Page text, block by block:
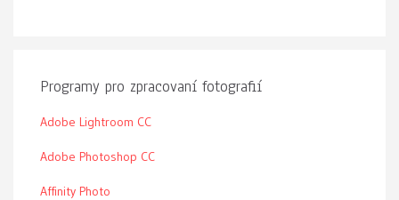
Programy pro zpracovaní fotografií
Adobe Lightroom CC
Adobe Photoshop CC
Affinity Photo